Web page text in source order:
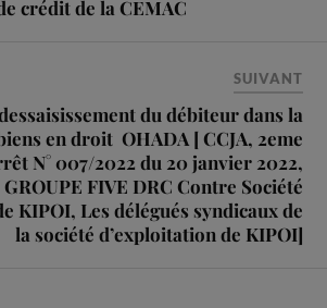
crédit de la CEMAC
SUIVANT
du débiteur dans la
en droit OHADA [ CCJA, 2eme
N° 007/2022 du 20 janvier 2022,
FIVE DRC Contre Société
KIPOI, Les délégués syndicaux de
la société d’exploitation de KIPOI]